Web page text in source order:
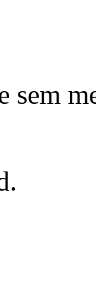
sem